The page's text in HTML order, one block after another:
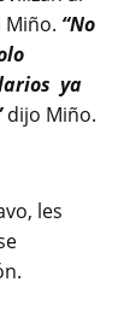
Miño. “No
ya
dijo Miño.
les